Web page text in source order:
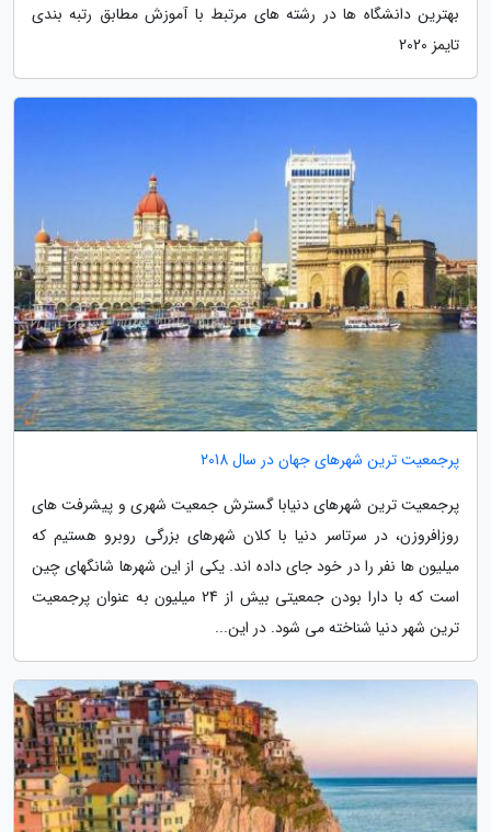
بهترین دانشگاه ها در رشته های مرتبط با آموزش مطابق رتبه بندی
تایمز 2020
پرجمعیت ترین شهرهای جهان در سال 2018
پرجمعیت ترین شهرهای دنیابا گسترش جمعیت شهری و پیشرفت های
روزافروزن، در سرتاسر دنیا با کلان شهرهای بزرگی روبرو هستیم که
میلیون ها نفر را در خود جای داده اند. یکی از این شهرها شانگهای چین
است که با دارا بودن جمعیتی بیش از 24 میلیون به عنوان پرجمعیت
ترین شهر دنیا شناخته می شود. در این...